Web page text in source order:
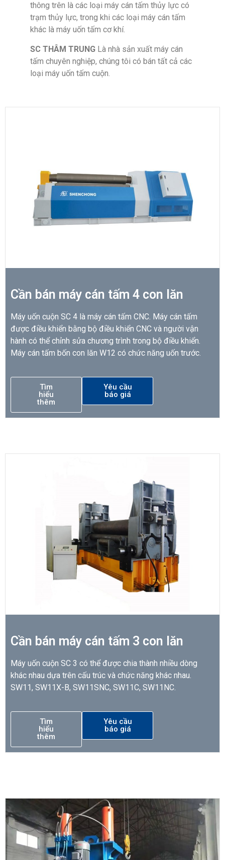
thông trên là các loại máy cán tấm thủy lực có
trạm thủy lực, trong khi các loại máy cán tấm
khác là máy uốn tấm cơ khí.
SC THÂM TRUNG Là nhà sản xuất máy cán
tấm chuyên nghiệp, chúng tôi có bán tất cả các
loại máy uốn tấm cuộn.
Cần bán máy cán tấm 4 con lăn
Máy uốn cuộn SC 4 là máy cán tấm CNC. Máy cán tấm
được điều khiển bằng bộ điều khiển CNC và người vận
hành có thể chỉnh sửa chương trình trong bộ điều khiển.
Máy cán tấm bốn con lăn W12 có chức năng uốn trước.
Tìm
hiểu
thêm
Yêu cầu
báo giá
Cần bán máy cán tấm 3 con lăn
Máy uốn cuộn SC 3 có thể được chia thành nhiều dòng
khác nhau dựa trên cấu trúc và chức năng khác nhau.
SW11, SW11X-B, SW11SNC, SW11C, SW11NC.
Tìm
hiểu
thêm
Yêu cầu
báo giá